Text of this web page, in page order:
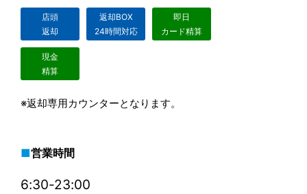
店頭
返却
返却BOX
24時間対応
即日
カード精算
現金
精算
※返却専用カウンターとなります。
営業時間
6:30-23:00